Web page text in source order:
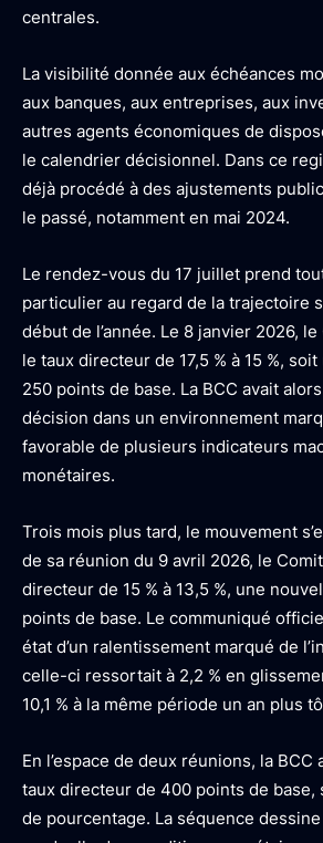
centrales.
La visibilité donnée aux échéances
aux banques, aux entreprises, aux
autres agents économiques de
le calendrier décisionnel. Dans ce
déjà procédé à des ajustements
le passé, notamment en mai 2024.
Le rendez-vous du 17 juillet prend
particulier au regard de la trajectoire
début de l’année. Le 8 janvier 2026,
le taux directeur de 17,5 % à 15 %,
250 points de base. La BCC avait
décision dans un environnement
favorable de plusieurs indicateurs
monétaires.
Trois mois plus tard, le mouvement
de sa réunion du 9 avril 2026, le
directeur de 15 % à 13,5 %, une
points de base. Le communiqué
état d’un ralentissement marqué de
celle-ci ressortait à 2,2 % en
10,1 % à la même période un an plus
En l’espace de deux réunions, la BCC
taux directeur de 400 points de base,
de pourcentage. La séquence